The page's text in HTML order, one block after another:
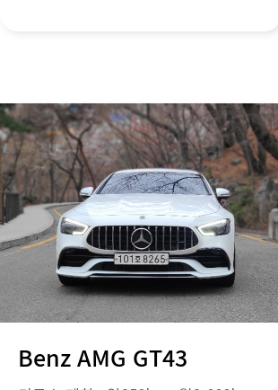
Benz AMG GT43